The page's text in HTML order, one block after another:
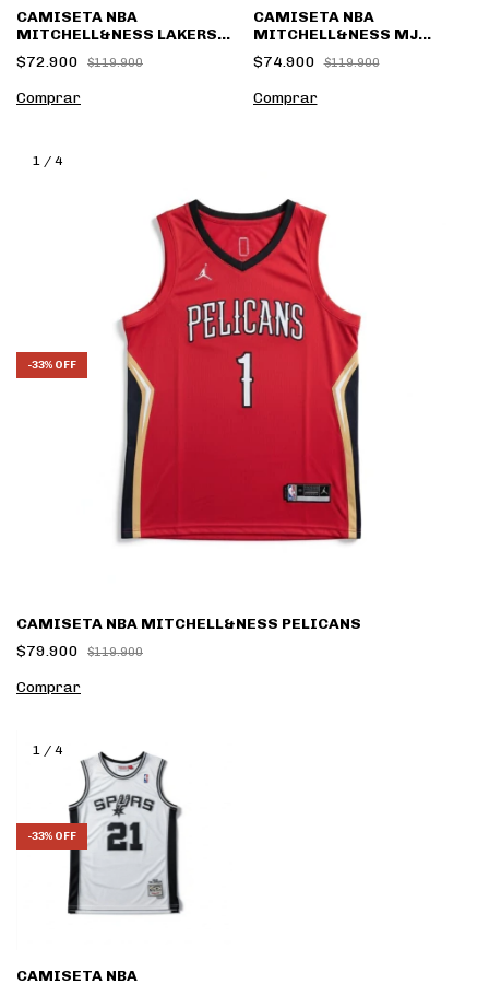
CAMISETA NBA
MITCHELL&NESS LAKERS
RIVES
$72.900 $119.900
Comprar
CAMISETA NBA
MITCHELL&NESS MJ
HARDWOOD CLASSICS
$74.900 $119.900
Comprar
1 / 4
-33% OFF
CAMISETA NBA MITCHELL&NESS PELICANS
$79.900
$119.900
Comprar
1 / 4
-33% OFF
CAMISETA NBA